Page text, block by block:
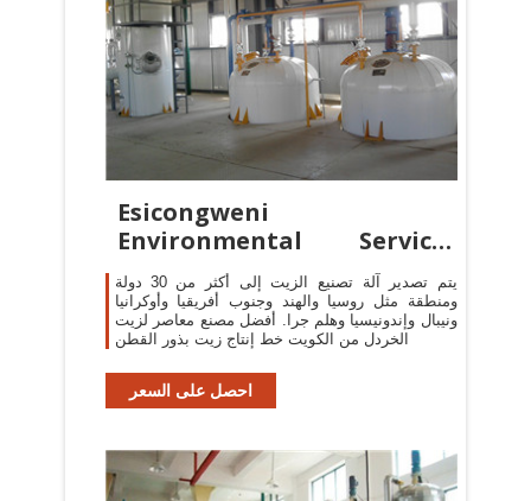
Esicongweni
Environmental Services
(EES)
يتم تصدير آلة تصنيع الزيت إلى أكثر من 30 دولة
ومنطقة مثل روسيا والهند وجنوب أفريقيا وأوكرانيا
ونيبال وإندونيسيا وهلم جرا. أفضل مصنع معاصر لزيت
الخردل من الكويت خط إنتاج زيت بذور القطن
احصل على السعر